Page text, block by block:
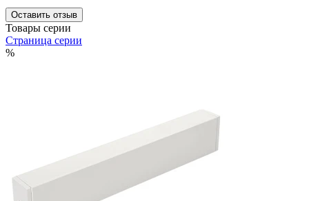
Оставить отзыв
Товары серии
Страница серии
%